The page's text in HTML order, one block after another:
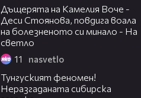
Дъщерята на Камелия Воче -
Деси Стоянова, повдига воала
на болезненото си минало - На
светло
11 nasvetlo
Тунгуският феномен!
Неразгаданата сибирска